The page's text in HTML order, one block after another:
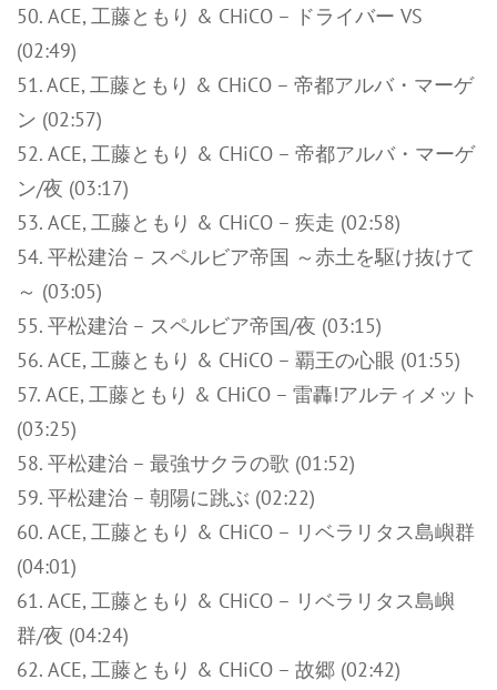
50. ACE, 工藤ともり & CHiCO – ドライバー VS
(02:49)
51. ACE, 工藤ともり & CHiCO – 帝都アルバ・マーゲ
ン (02:57)
52. ACE, 工藤ともり & CHiCO – 帝都アルバ・マーゲ
ン/夜 (03:17)
53. ACE, 工藤ともり & CHiCO – 疾走 (02:58)
54. 平松建治 – スペルビア帝国 ～赤土を駆け抜けて
～ (03:05)
55. 平松建治 – スペルビア帝国/夜 (03:15)
56. ACE, 工藤ともり & CHiCO – 覇王の心眼 (01:55)
57. ACE, 工藤ともり & CHiCO – 雷轟!アルティメット
(03:25)
58. 平松建治 – 最強サクラの歌 (01:52)
59. 平松建治 – 朝陽に跳ぶ (02:22)
60. ACE, 工藤ともり & CHiCO – リベラリタス島嶼群
(04:01)
61. ACE, 工藤ともり & CHiCO – リベラリタス島嶼
群/夜 (04:24)
62. ACE, 工藤ともり & CHiCO – 故郷 (02:42)